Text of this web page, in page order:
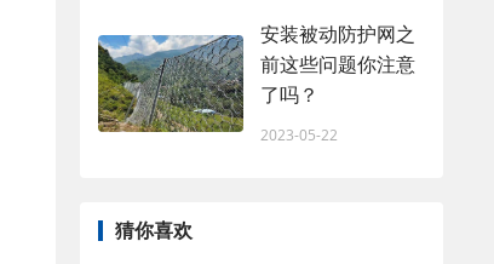
安装被动防护网之
前这些问题你注意
了吗？
2023-05-22
猜你喜欢